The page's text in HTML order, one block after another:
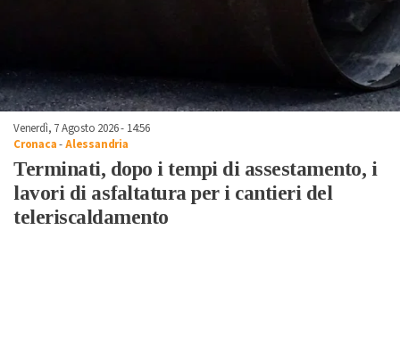
Venerdì, 7 Agosto 2026 - 14:56
Cronaca-Alessandria
Terminati, dopo i tempi di assestamento, i
lavori di asfaltatura per i cantieri del
teleriscaldamento